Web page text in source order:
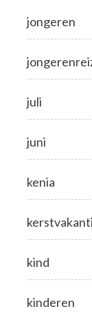
jongeren
juli
juni
kenia
kind
kinderen